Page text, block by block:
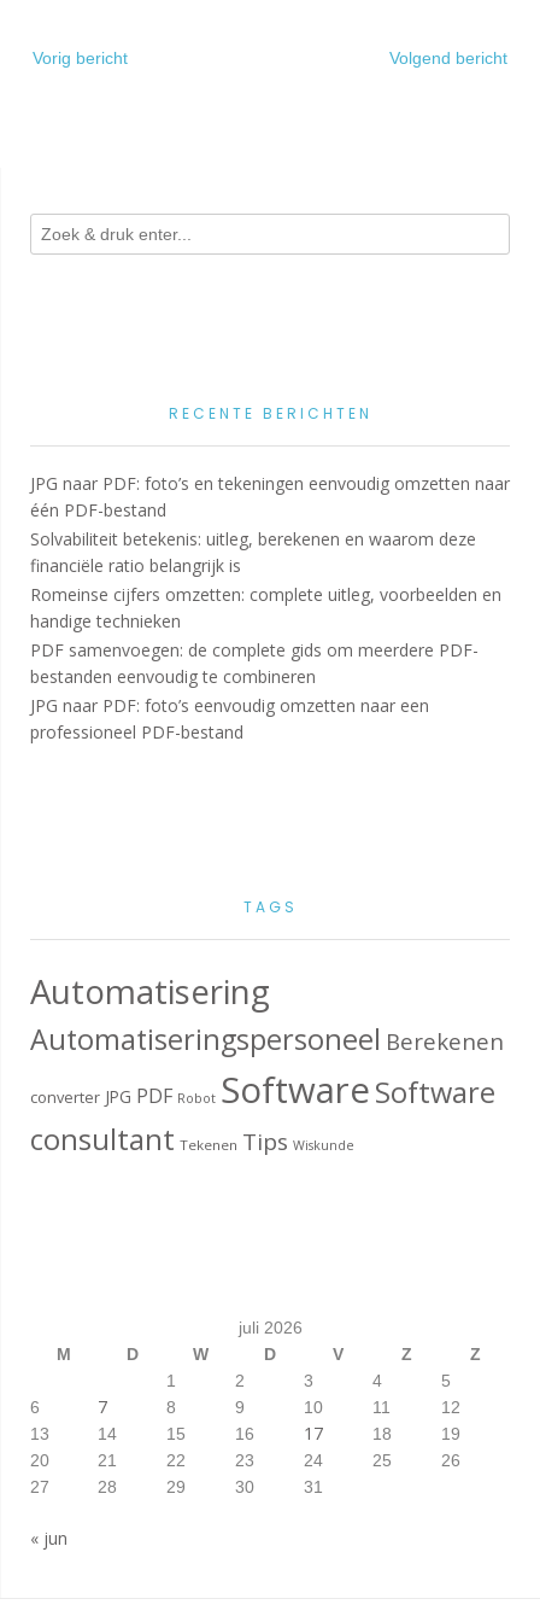
navigatie
Vorig bericht Volgend bericht
RECENTE BERICHTEN
JPG naar PDF: foto’s en tekeningen eenvoudig omzetten naar
één PDF-bestand
Solvabiliteit betekenis: uitleg, berekenen en waarom deze
financiële ratio belangrijk is
Romeinse cijfers omzetten: complete uitleg, voorbeelden en
handige technieken
PDF samenvoegen: de complete gids om meerdere PDF-
bestanden eenvoudig te combineren
JPG naar PDF: foto’s eenvoudig omzetten naar een
professioneel PDF-bestand
TAGS
Automatisering
Automatiseringspersoneel Berekenen
converter JPG PDF Robot SoftwareSoftware
consultant Tekenen Tips Wiskunde
juli 2026
M
D W D V Z
Z
1
2 3 4
5
6
7 8 9 10 11
12
13
14 15 16 17 18
19
20
21 22 23 24 25
26
27
28 29 30 31
« jun